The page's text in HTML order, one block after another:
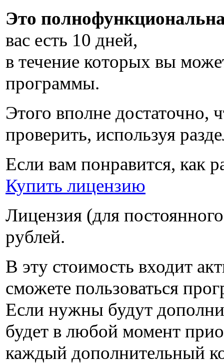
Это
вас есть 10 дней,
в течение которых вы
программы.
Этого вполне достаточно,
проверить, используя
Если вам понравится, как
Купить лицензию
Лицензия (для
рублей.
В эту стоимость входит
сможете пользоваться
Если нужны будут
будет в любой момент
каждый дополнительный